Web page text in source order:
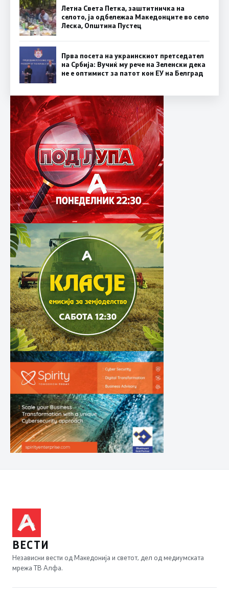
Летна Света Петка, заштитничка на
селото, ја одбележаа Македонците во село
Леска, Општина Пустец
Прва посета на украинскиот претседател
на Србија: Вучиќ му рече на Зеленски дека
не е оптимист за патот кон ЕУ на Белград
ВЕСТИ
Независни вести од Македонија и светот, дел од медиумската
мрежа ТВ Алфа.